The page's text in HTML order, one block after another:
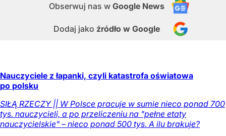
Obserwuj nas w Google News
Dodaj jako źródło w Google
Nauczyciele z łapanki, czyli katastrofa oświatowa
po polsku
SIŁĄ RZECZY || W Polsce pracuje w sumie nieco ponad 700
tys. nauczycieli, a po przeliczeniu na "pełne etaty
nauczycielskie" – nieco ponad 500 tys. A ilu brakuje?